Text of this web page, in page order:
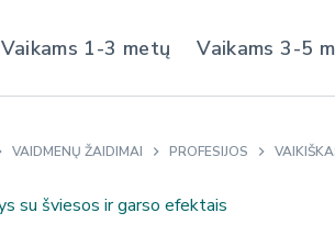
Vaikams 1-3 metų Vaikams 3-5
VAIDMENŲ ŽAIDIMAI PROFESIJOS